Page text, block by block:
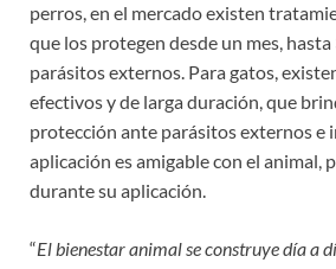
perros, en el mercado existen
que los protegen desde un mes,
parásitos externos. Para gatos,
efectivos y de larga duración, que
protección ante parásitos externos e
aplicación es amigable con el animal,
durante su aplicación.
“El bienestar animal se construye día a